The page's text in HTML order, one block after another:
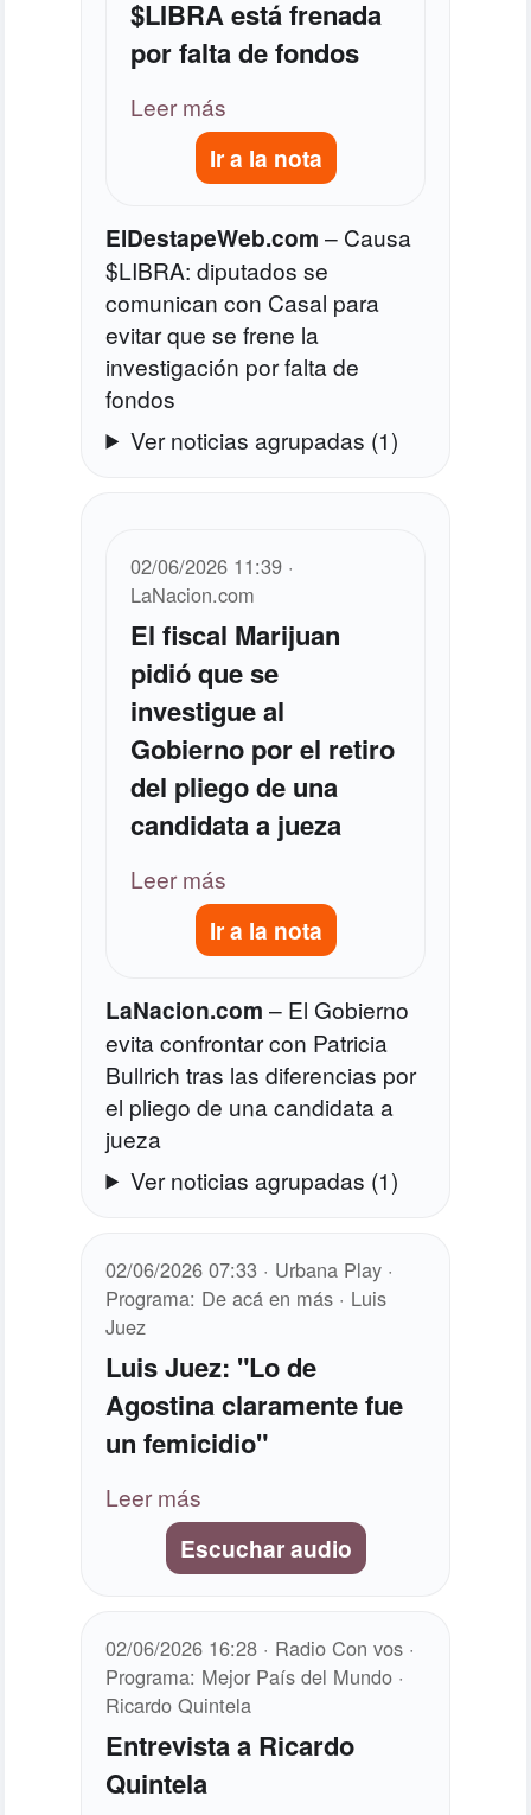
$LIBRA está frenada
por falta de fondos
Leer más
Ir a la nota
ElDestapeWeb.com – Causa
$LIBRA: diputados se
comunican con Casal para
evitar que se frene la
investigación por falta de
fondos
Ver noticias agrupadas (1)
02/06/2026 11:39 ·
LaNacion.com
El fiscal Marijuan
pidió que se
investigue al
Gobierno por el retiro
del pliego de una
candidata a jueza
Leer más
Ir a la nota
LaNacion.com – El Gobierno
evita confrontar con Patricia
Bullrich tras las diferencias por
el pliego de una candidata a
jueza
Ver noticias agrupadas (1)
02/06/2026 07:33 · Urbana Play ·
Programa: De acá en más · Luis
Juez
Luis Juez: "Lo de
Agostina claramente fue
un femicidio"
Leer más
Escuchar audio
02/06/2026 16:28 · Radio Con vos ·
Programa: Mejor País del Mundo ·
Ricardo Quintela
Entrevista a Ricardo
Quintela